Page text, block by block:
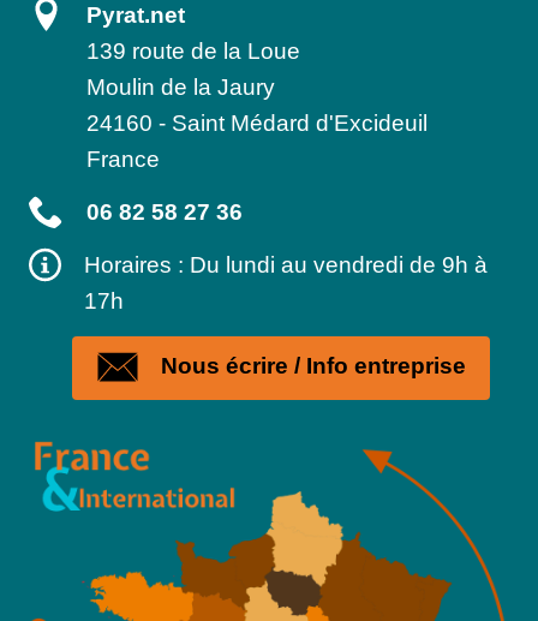
Pyrat.net
139 route de la Loue
Moulin de la Jaury
24160 - Saint Médard d'Excideuil
France
06 82 58 27 36
Horaires : Du lundi au vendredi de 9h à
17h
Nous écrire / Info entreprise